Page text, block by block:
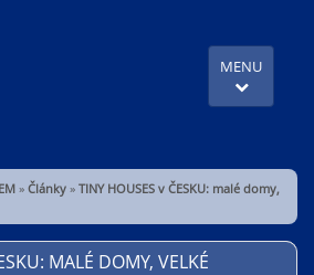
MENU
» Články » TINY HOUSES v ČESKU: malé domy,
MALÉ DOMY, VELKÉ